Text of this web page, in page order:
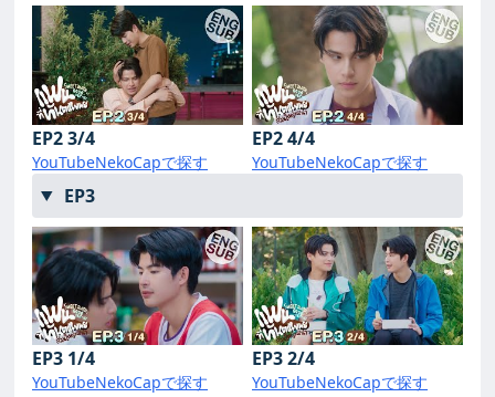
EP2 3/4
YouTubeNekoCapで探す
EP2 4/4
YouTubeNekoCapで探す
EP3
EP3 1/4
YouTubeNekoCapで探す
EP3 2/4
YouTubeNekoCapで探す